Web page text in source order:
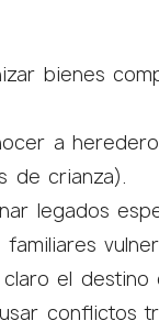
bienes
a
de crianza).
legados
el destino
conflictos